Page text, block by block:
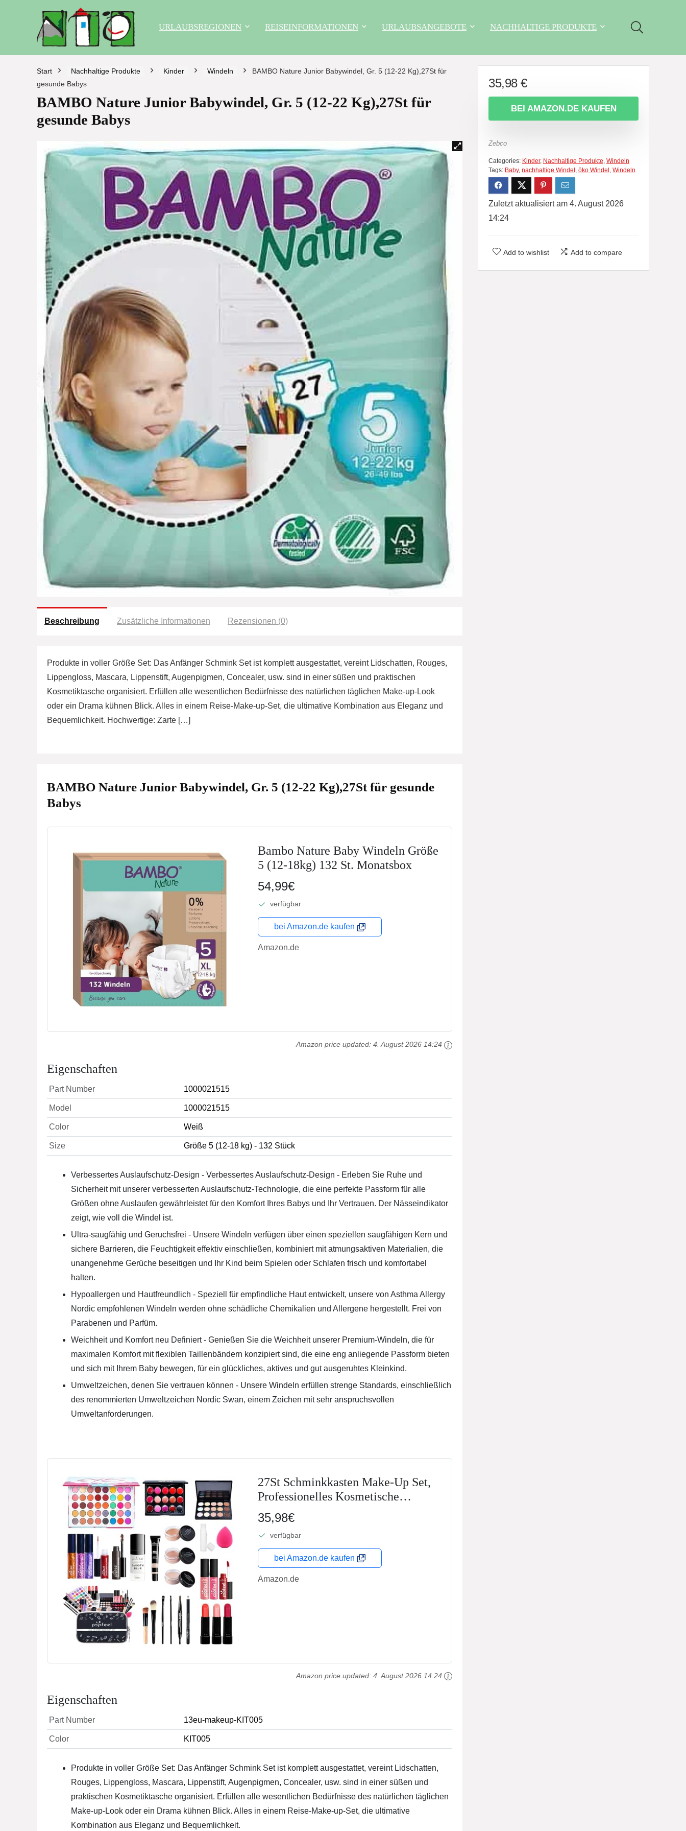
URLAUBSREGIONEN REISEINFORMATIONEN URLAUBSANGEBOTE NACHHALTIGE PRODUKTE
Start Nachhaltige Produkte Kinder Windeln
BAMBO Nature Junior Babywindel, Gr. 5 (12-22 Kg),27St für
gesunde Babys
BAMBO Nature Junior Babywindel, Gr. 5 (12-22 Kg),27St für
gesunde Babys
Beschreibung Zusätzliche Informationen Rezensionen (0)
Produkte in voller Größe Set: Das Anfänger Schmink Set ist komplett ausgestattet, vereint Lidschatten, Rouges,
Lippengloss, Mascara, Lippenstift, Augenpigmen, Concealer, usw. sind in einer süßen und praktischen
Kosmetiktasche organisiert. Erfüllen alle wesentlichen Bedürfnisse des natürlichen täglichen Make-up-Look
oder ein Drama kühnen Blick. Alles in einem Reise-Make-up-Set, die ultimative Kombination aus Eleganz und
Bequemlichkeit. Hochwertige: Zarte […]
BAMBO Nature Junior Babywindel, Gr. 5 (12-22 Kg),27St für gesunde
Babys
Bambo Nature Baby Windeln Größe
5 (12-18kg) 132 St. Monatsbox
54,99€
verfügbar
bei Amazon.de kaufen
Amazon.de
Amazon price updated: 4. August 2026 14:24
Eigenschaften
Part Number 1000021515
Model 1000021515
Color Weiß
Size Größe 5 (12-18 kg) - 132 Stück
Verbessertes Auslaufschutz-Design - Verbessertes Auslaufschutz-Design - Erleben Sie Ruhe und
Sicherheit mit unserer verbesserten Auslaufschutz-Technologie, die eine perfekte Passform für alle
Größen ohne Auslaufen gewährleistet für den Komfort Ihres Babys und Ihr Vertrauen. Der Nässeindikator
zeigt, wie voll die Windel ist.
Ultra-saugfähig und Geruchsfrei - Unsere Windeln verfügen über einen speziellen saugfähigen Kern und
sichere Barrieren, die Feuchtigkeit effektiv einschließen, kombiniert mit atmungsaktiven Materialien, die
unangenehme Gerüche beseitigen und Ihr Kind beim Spielen oder Schlafen frisch und komfortabel
halten.
Hypoallergen und Hautfreundlich - Speziell für empfindliche Haut entwickelt, unsere von Asthma Allergy
Nordic empfohlenen Windeln werden ohne schädliche Chemikalien und Allergene hergestellt. Frei von
Parabenen und Parfüm.
Weichheit und Komfort neu Definiert - Genießen Sie die Weichheit unserer Premium-Windeln, die für
maximalen Komfort mit flexiblen Taillenbändern konzipiert sind, die eine eng anliegende Passform bieten
und sich mit Ihrem Baby bewegen, für ein glückliches, aktives und gut ausgeruhtes Kleinkind.
Umweltzeichen, denen Sie vertrauen können - Unsere Windeln erfüllen strenge Standards, einschließlich
des renommierten Umweltzeichen Nordic Swan, einem Zeichen mit sehr anspruchsvollen
Umweltanforderungen.
27St Schminkkasten Make-Up Set,
Professionelles Kosmetische
Schmink Set mit Lidschatten
Lippengloss Rouge Concealer Usw,
Multifunktions Kosmetik Produkte
für...
35,98€
verfügbar
bei Amazon.de kaufen
Amazon.de
Amazon price updated: 4. August 2026 14:24
Eigenschaften
Part Number 13eu-makeup-KIT005
Color KIT005
Produkte in voller Größe Set: Das Anfänger Schmink Set ist komplett ausgestattet, vereint Lidschatten,
Rouges, Lippengloss, Mascara, Lippenstift, Augenpigmen, Concealer, usw. sind in einer süßen und
praktischen Kosmetiktasche organisiert. Erfüllen alle wesentlichen Bedürfnisse des natürlichen täglichen
Make-up-Look oder ein Drama kühnen Blick. Alles in einem Reise-Make-up-Set, die ultimative
Kombination aus Eleganz und Bequemlichkeit.
35,98 €
BEI AMAZON.DE KAUFEN
Zebco
Categories: Kinder, Nachhaltige Produkte, Windeln
Tags: Baby, nachhaltige Windel , öko Windel , Windeln
Zuletzt aktualisiert am 4. August 2026
14:24
Add to wishlist Add to compare